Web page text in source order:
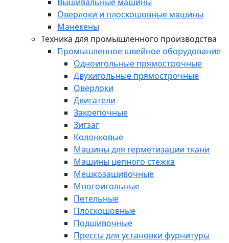
Вышивальные машины
Оверлоки и плоскошовные машины
Манекены
Техника для промышленного производства
Промышленное швейное оборудование
Одноигольные прямострочные
Двухигольные прямострочные
Оверлоки
Двигатели
Закрепочные
Зигзаг
Колонковые
Машины для герметизации ткани
Машины цепного стежка
Мешкозашивочные
Многоигольные
Петельные
Плоскошовные
Подшивочные
Прессы для установки фурнитуры